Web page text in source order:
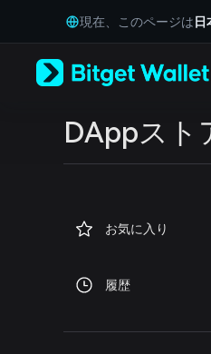
Tiếng Việt
Русский
Español (Latinoamérica)
Português (Portugal)
Bahasa Indonesia
現在、このページは日
DAppスト
お気に入り
履歴